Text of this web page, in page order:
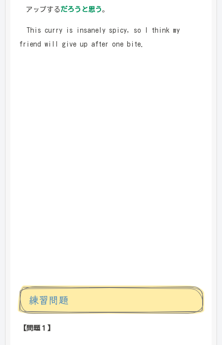
アップするだろうと思う。
This curry is insanely spicy, so I think my
friend will give up after one bite.
練習問題
【問題１】